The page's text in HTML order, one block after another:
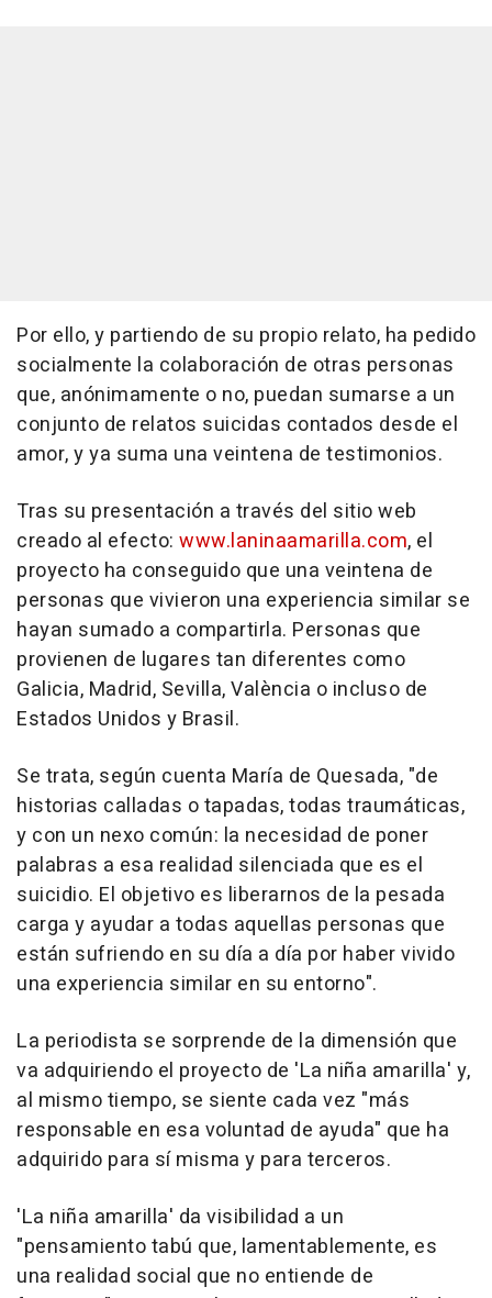
Por ello, y partiendo de su propio relato, ha pedido
socialmente la colaboración de otras personas
que, anónimamente o no, puedan sumarse a un
conjunto de relatos suicidas contados desde el
amor, y ya suma una veintena de testimonios.
Tras su presentación a través del sitio web
creado al efecto: www.laninaamarilla.com, el
proyecto ha conseguido que una veintena de
personas que vivieron una experiencia similar se
hayan sumado a compartirla. Personas que
provienen de lugares tan diferentes como
Galicia, Madrid, Sevilla, València o incluso de
Estados Unidos y Brasil.
Se trata, según cuenta María de Quesada, "de
historias calladas o tapadas, todas traumáticas,
y con un nexo común: la necesidad de poner
palabras a esa realidad silenciada que es el
suicidio. El objetivo es liberarnos de la pesada
carga y ayudar a todas aquellas personas que
están sufriendo en su día a día por haber vivido
una experiencia similar en su entorno".
La periodista se sorprende de la dimensión que
va adquiriendo el proyecto de 'La niña amarilla' y,
al mismo tiempo, se siente cada vez "más
responsable en esa voluntad de ayuda" que ha
adquirido para sí misma y para terceros.
'La niña amarilla' da visibilidad a un
"pensamiento tabú que, lamentablemente, es
una realidad social que no entiende de